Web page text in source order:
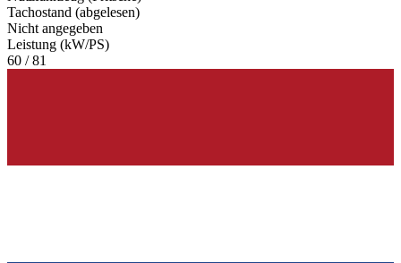
Tachostand (abgelesen)
Nicht angegeben
Leistung (kW/PS)
60 / 81